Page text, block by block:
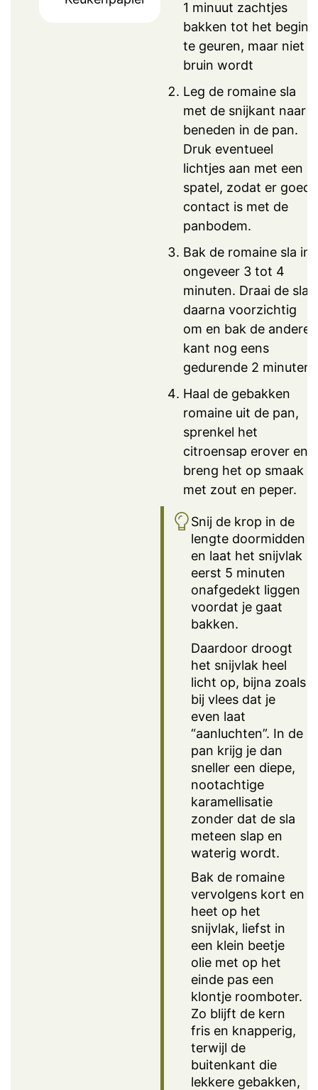
1 minuut zachtjes
bakken tot het begint
te geuren, maar niet
bruin wordt
Leg de romaine sla
met de snijkant naar
beneden in de pan.
Druk eventueel
lichtjes aan met een
spatel, zodat er goed
contact is met de
panbodem.
Bak de romaine sla in
ongeveer 3 tot 4
minuten. Draai de sla
daarna voorzichtig
om en bak de andere
kant nog eens
gedurende 2 minuten.
Haal de gebakken
romaine uit de pan,
sprenkel het
citroensap erover en
breng het op smaak
met zout en peper.
Snij de krop in de
lengte doormidden
en laat het snijvlak
eerst 5 minuten
onafgedekt liggen
voordat je gaat
bakken.
Daardoor droogt
het snijvlak heel
licht op, bijna zoals
bij vlees dat je
even laat
“aanluchten”. In de
pan krijg je dan
sneller een diepe,
nootachtige
karamellisatie
zonder dat de sla
meteen slap en
waterig wordt.
Bak de romaine
vervolgens kort en
heet op het
snijvlak, liefst in
een klein beetje
olie met op het
einde pas een
klontje roomboter.
Zo blijft de kern
fris en knapperig,
terwijl de
buitenkant die
lekkere gebakken,